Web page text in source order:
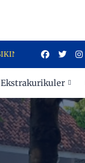
Ekstrakurikuler